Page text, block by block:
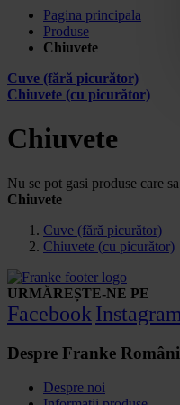
Pagina principala
Produse
Chiuvete
Cuve (fără picurător)
Chiuvete (cu picurător)
Chiuvete
Nu se pot gasi produse care
Chiuvete
Cuve (fără picurător)
Chiuvete (cu picurător)
URMĂREȘTE-NE PE
Facebook Instagram
Despre Franke
Despre noi